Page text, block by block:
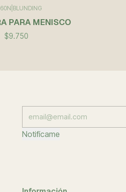
BLUNDING
PARA MENISCO
$9.750
Notifícame